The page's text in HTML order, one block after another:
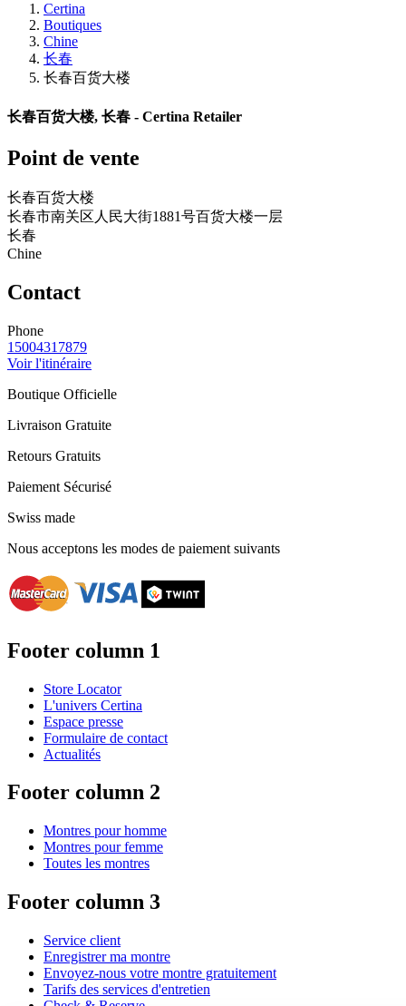
Certina
Boutiques
Chine
长春
长春百货大楼
长春百货大楼, 长春 - Certina Retailer
Point de vente
长春百货大楼
长春市南关区人民大街1881号百货大楼一层
长春
Chine
Contact
Phone
15004317879
Voir l'itinéraire
Boutique Officielle
Livraison Gratuite
Retours Gratuits
Paiement Sécurisé
Swiss made
Nous acceptons les modes de paiement suivants
Footer column 1
Store Locator
L'univers Certina
Espace presse
Formulaire de contact
Actualités
Footer column 2
Montres pour homme
Montres pour femme
Toutes les montres
Footer column 3
Service client
Enregistrer ma montre
Envoyez-nous votre montre gratuitement
Tarifs des services d'entretien